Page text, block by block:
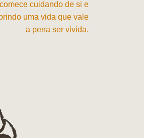
cuidando de si e
uma vida que vale
a pena ser vivida.